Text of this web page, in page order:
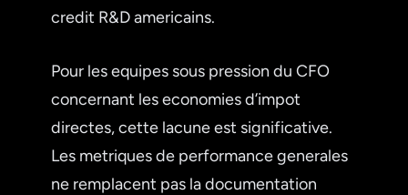
credit R&D americains.
Pour les equipes sous pression du CFO
concernant les economies d’impot
directes, cette lacune est significative.
Les metriques de performance generales
ne remplacent pas la documentation